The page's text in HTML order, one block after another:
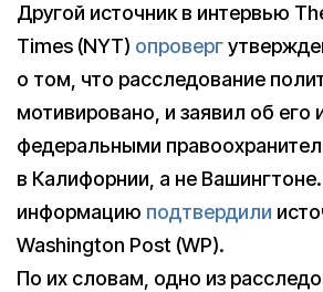
Другой источник в интервью
Times (NYT) опроверг
о том, что расследование
мотивировано, и заявил об его
федеральными
в Калифорнии, а не
информацию подтвердили
Washington Post (WP).
По их словам, одно из